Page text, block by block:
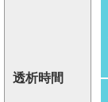
透析時間